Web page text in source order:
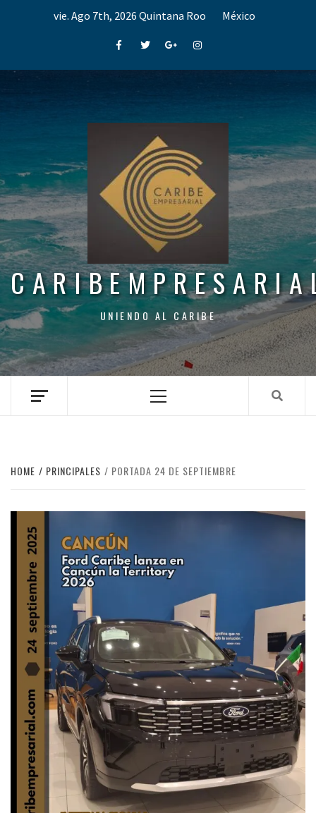
vie. Ago 7th, 2026 Quintana Roo México
FacebookTwitterGoogle+Instagram
UNIENDO AL CARIBE
Menu
HOME PRINCIPALES PORTADA 24 DE SEPTIEMBRE